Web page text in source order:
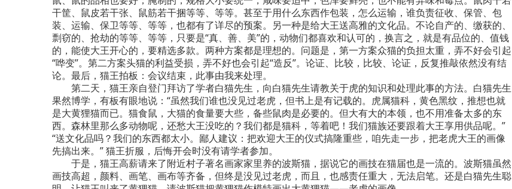
干筐、鼠皮若干张、鼠筋若干捆等等、等等。甚至于用什么东西作包装，怎么运输，谁负责征收、保管、包
装、运输、保卫等等、等等，也都有了详尽的预案。另一种是给大王送高雅的文化品。不论自产的、缴获的、
剽窃的、抢劫的等等、等等，只要是“真、善、美”的，动物们都喜欢和认可的，换言之，就是有品位的、值钱
的，能使大王开心的，要精选多款。两种方案都是理想的。问题是，第一方案众猫的负担太重，弄不好会引起
“哗变”。第二方案头猫的利益受损，弄不好也会引起“造反”。论证、比较，比较、论证，反复推敲依然没有结
论。最后，猫王拍板：会议结束，此事由我来处理。
第二天，猫王亲自登门拜访了学者白猫先生，向白猫先生请教关于虎的知识和处理此事的方法。白猫先生
果然博学，有板有眼地说：“虽然我们谁也没见过老虎，但书上是有记载的。虎属猫科，黄色黑纹，推想也就
是大黄狸猫而已。猫食鼠，大猫的食量要大些，备些鼠肉是必要的。但大有大的本领，也不用准备太多的东
西。森林里那么多动物呢，还愁大王没吃的？我们都是猫科，等着吧！我们猫族还要跟着大王享用供品呢。”
“送文化品吗？我们的东西都太小。鄙人建议：把欢迎大王的仪式搞隆重些，咱先走一步，把老虎大王的画像
先搞出来。” 猫王折服，后悔开会时没有请学者参加。
于是，猫王高薪请来了附近村子著名画家家里养的波斯猫，据说它的画技在猫届也是一流的。波斯猫虽然
画技高超，颜料、画笔、画布等齐备，但终是没见过老虎，而且，也感责任重大，无法启笔。还是白猫先生聪